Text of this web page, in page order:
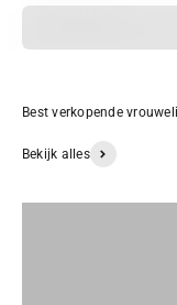
Accessoires
Bekijk alles